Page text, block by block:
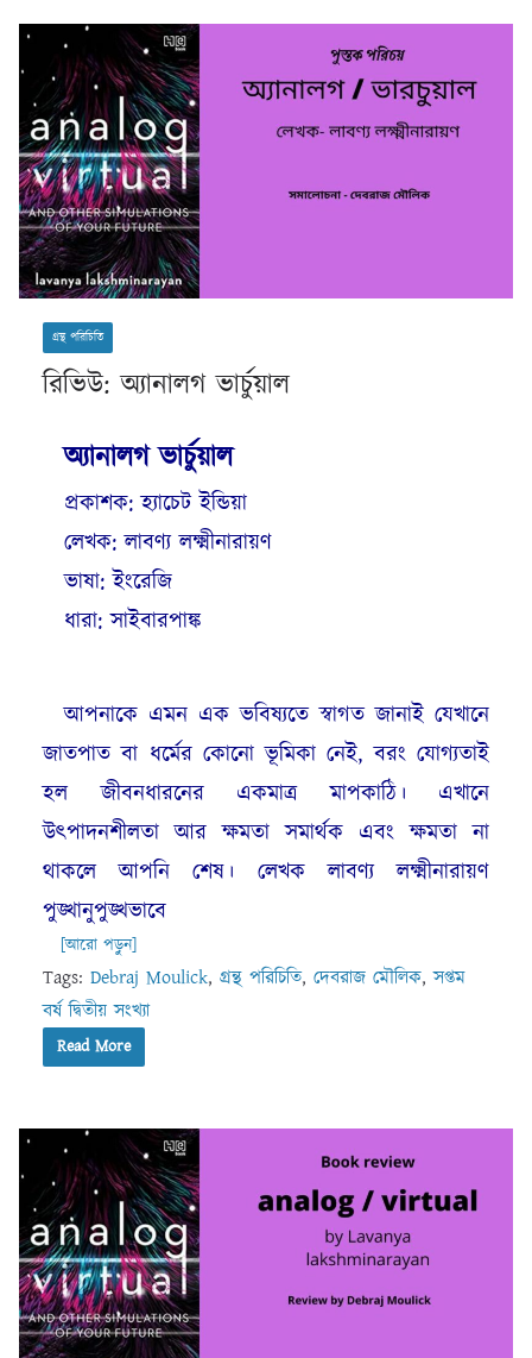
গ্রন্থ পরিচিতি
রিভিউ: অ্যানালগ ভার্চুয়াল
অ্যানালগ ভার্চুয়াল
প্রকাশক: হ্যাচেট ইন্ডিয়া
লেখক: লাবণ্য লক্ষ্মীনারায়ণ
ভাষা: ইংরেজি
ধারা: সাইবারপাঙ্ক
আপনাকে এমন এক ভবিষ্যতে স্বাগত জানাই যেখানে
জাতপাত বা ধর্মের কোনো ভূমিকা নেই, বরং যোগ্যতাই
হল জীবনধারনের একমাত্র মাপকাঠি। এখানে
উৎপাদনশীলতা আর ক্ষমতা সমার্থক এবং ক্ষমতা না
থাকলে আপনি শেষ। লেখক লাবণ্য লক্ষ্মীনারায়ণ
পুঙ্খানুপুঙ্খভাবে
[আরো পড়ুন]
Tags: Debraj Moulick, গ্রন্থ পরিচিতি, দেবরাজ মৌলিক,সপ্তম
বর্ষ দ্বিতীয় সংখ্যা
Read More